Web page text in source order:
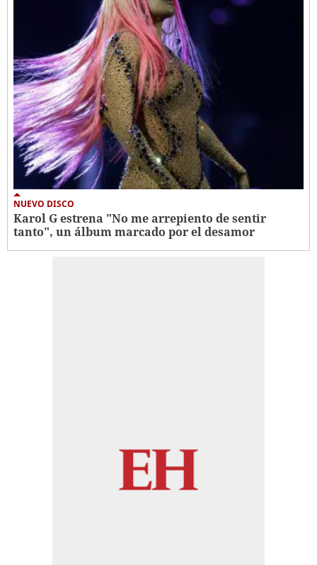
NUEVO DISCO
Karol G estrena "No me arrepiento de sentir
tanto", un álbum marcado por el desamor